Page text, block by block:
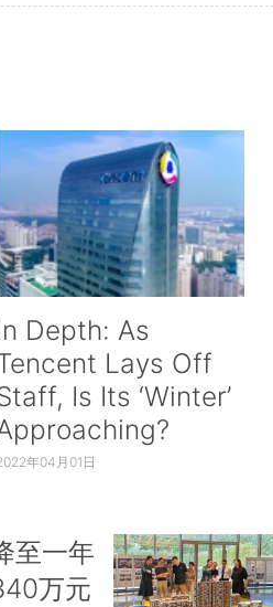
Depth: As
Lays Off
Is Its ‘Winter’
年04月01日
至一年
万元